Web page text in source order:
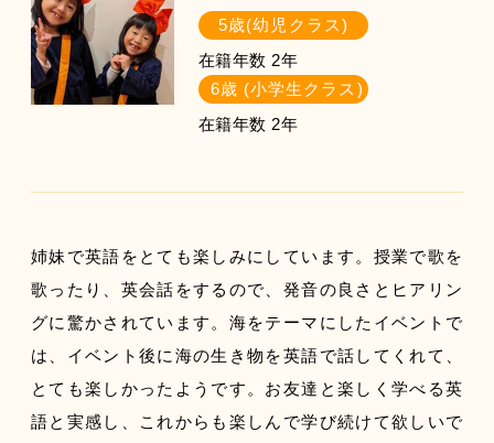
5歳(幼児クラス)
在籍年数 2年
6歳 (小学生クラス)
在籍年数 2年
姉妹で英語をとても楽しみにしています。授業で歌を
歌ったり、英会話をするので、発音の良さとヒアリン
グに驚かされています。海をテーマにしたイベントで
は、イベント後に海の生き物を英語で話してくれて、
とても楽しかったようです。お友達と楽しく学べる英
語と実感し、これからも楽しんで学び続けて欲しいで